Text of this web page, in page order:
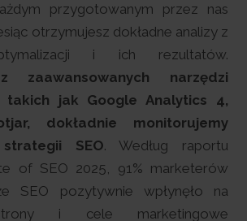
przygotowanym przez nas
otrzymujesz dokładne analizy z
i ich rezultatów.
zaawansowanych narzędzi
takich jak Google Analytics 4,
dokładnie monitorujemy
SEO. Według raportu
of SEO 2025, 91% marketerów
SEO pozytywnie wpłynęło na
i cele marketingowe